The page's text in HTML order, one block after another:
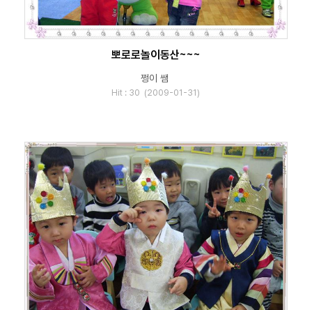
뽀로로놀이동산~~~
쩡이 쌤
Hit : 30 (2009-01-31)